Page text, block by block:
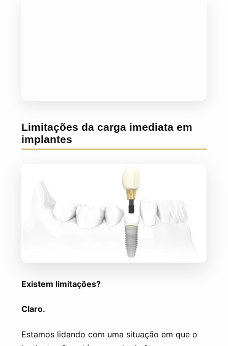
Limitações da carga imediata em
implantes
Existem limitações?
Claro.
Estamos lidando com uma situação em que o